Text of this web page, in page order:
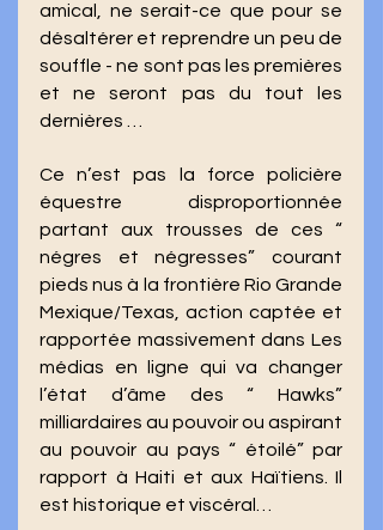
amical, ne serait-ce que pour se
désaltérer et reprendre un peu de
souffle - ne sont pas les premières
et ne seront pas du tout les
dernières …
Ce n’est pas la force policière
équestre disproportionnée
partant aux trousses de ces “
négres et négresses” courant
pieds nus à la frontière Rio Grande
Mexique/Texas, action captée et
rapportée massivement dans Les
médias en ligne qui va changer
l’état d’âme des “ Hawks”
milliardaires au pouvoir ou aspirant
au pouvoir au pays “ étoilé” par
rapport à Haiti et aux Haïtiens. Il
est historique et viscéral…